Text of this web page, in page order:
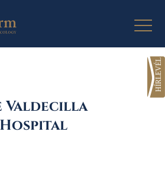
Valdecilla